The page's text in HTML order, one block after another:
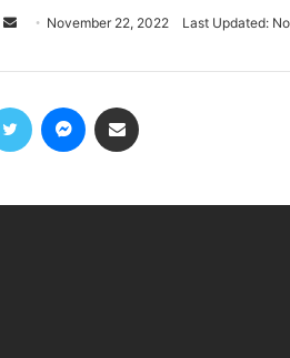
Send
email
November 22, 2022 Last Updated: